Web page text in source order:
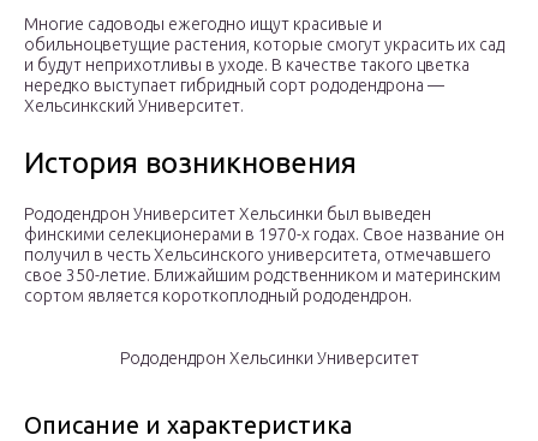
Многие садоводы ежегодно ищут красивые и
обильноцветущие растения, которые смогут украсить их сад
и будут неприхотливы в уходе. В качестве такого цветка
нередко выступает гибридный сорт рододендрона —
Хельсинкский Университет.
История возникновения
Рододендрон Университет Хельсинки был выведен
финскими селекционерами в 1970-х годах. Свое название он
получил в честь Хельсинского университета, отмечавшего
свое 350-летие. Ближайшим родственником и материнским
сортом является короткоплодный рододендрон.
Рододендрон Хельсинки Университет
Описание и характеристика